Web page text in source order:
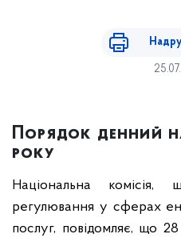
Порядок денний
року
Національна
регулювання у сферах
послуг, повідомляє, що 28